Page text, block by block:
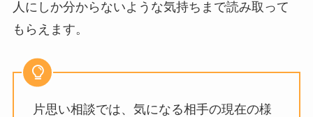
人にしか分からないような気持ちまで読み取って
もらえます。
片思い相談では、気になる相手の現在の様